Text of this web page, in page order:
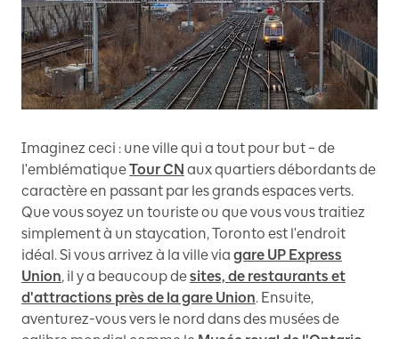
Imaginez ceci : une ville qui a tout pour but – de
l'emblématiqueTour CN aux quartiers débordants de
caractère en passant par les grands espaces verts.
Que vous soyez un touriste ou que vous vous traitiez
simplement à un staycation, Toronto est l'endroit
idéal. Si vous arrivez à la ville via gare UP Express
Union, il y a beaucoup desites, de restaurants et
d'attractions près de la gare Union. Ensuite,
aventurez-vous vers le nord dans des musées de